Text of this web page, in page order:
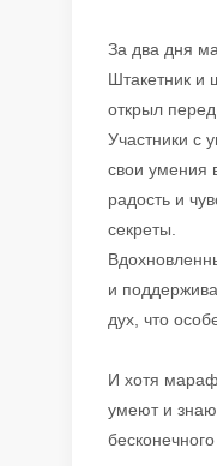
За два дня
Штакетник и
открыл
Участники с
свои умения
радость и
секреты.
и
дух, что
И хотя
умеют и